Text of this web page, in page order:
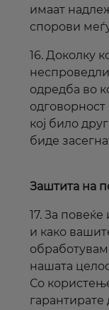
имаат
спорови
16. Доколку
одредба во
одговорност
кој било
биде
Заштита на
17. За
и како
нашата
Со
гарантирате